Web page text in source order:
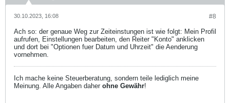
#8
30.10.2023, 16:08
Ach so: der genaue Weg zur Zeiteinstungen ist wie folgt: Mein Profil
aufrufen, Einstellungen bearbeiten, den Reiter "Konto" anklicken
und dort bei "Optionen fuer Datum und Uhrzeit" die Aenderung
vornehmen.
Ich mache keine Steuerberatung, sondern teile lediglich meine
Meinung. Alle Angaben daher ohne Gewähr!